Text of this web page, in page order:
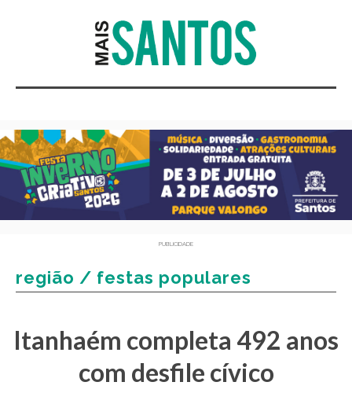
PUBLICIDADE
região / festas populares
Itanhaém completa 492 anos
com desfile cívico